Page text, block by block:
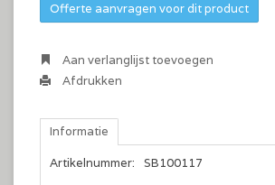
Offerte aanvragen voor dit product
Aan verlanglijst toevoegen
Afdrukken
Informatie
Artikelnummer:
SB100117